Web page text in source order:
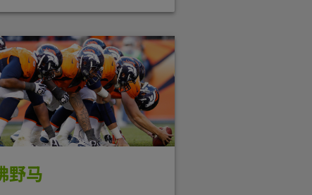
野马